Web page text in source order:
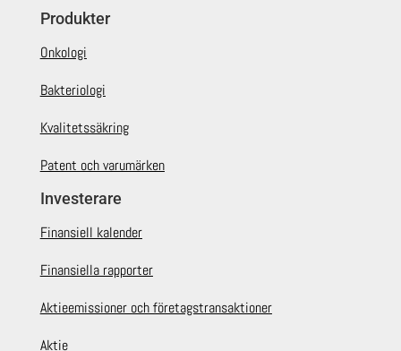
Produkter
Onkologi
Bakteriologi
Kvalitetssäkring
Patent och varumärken
Investerare
Finansiell kalender
Finansiella rapporter
Aktieemissioner och företagstransaktioner
Aktie